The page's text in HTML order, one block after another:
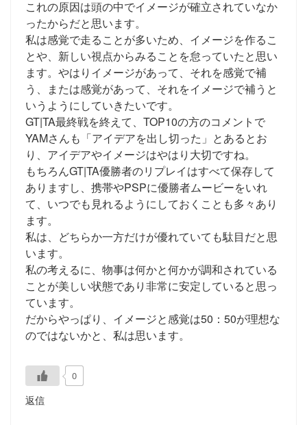
これの原因は頭の中でイメージが確立されていなか
ったからだと思います。
私は感覚で走ることが多いため、イメージを作るこ
とや、新しい視点からみることを怠っていたと思い
ます。やはりイメージがあって、それを感覚で補
う、または感覚があって、それをイメージで補うと
いうようにしていきたいです。
GT|TA最終戦を終えて、TOP10の方のコメントで
YAMさんも「アイデアを出し切った」とあるとお
り、アイデアやイメージはやはり大切ですね。
もちろんGT|TA優勝者のリプレイはすべて保存して
ありますし、携帯やPSPに優勝者ムービーをいれ
て、いつでも見れるようにしておくことも多々あり
ます。
私は、どちらか一方だけが優れていても駄目だと思
います。
私の考えるに、物事は何かと何かが調和されている
ことが美しい状態であり非常に安定していると思っ
ています。
だからやっぱり、イメージと感覚は50：50が理想な
のではないかと、私は思います。
0
返信